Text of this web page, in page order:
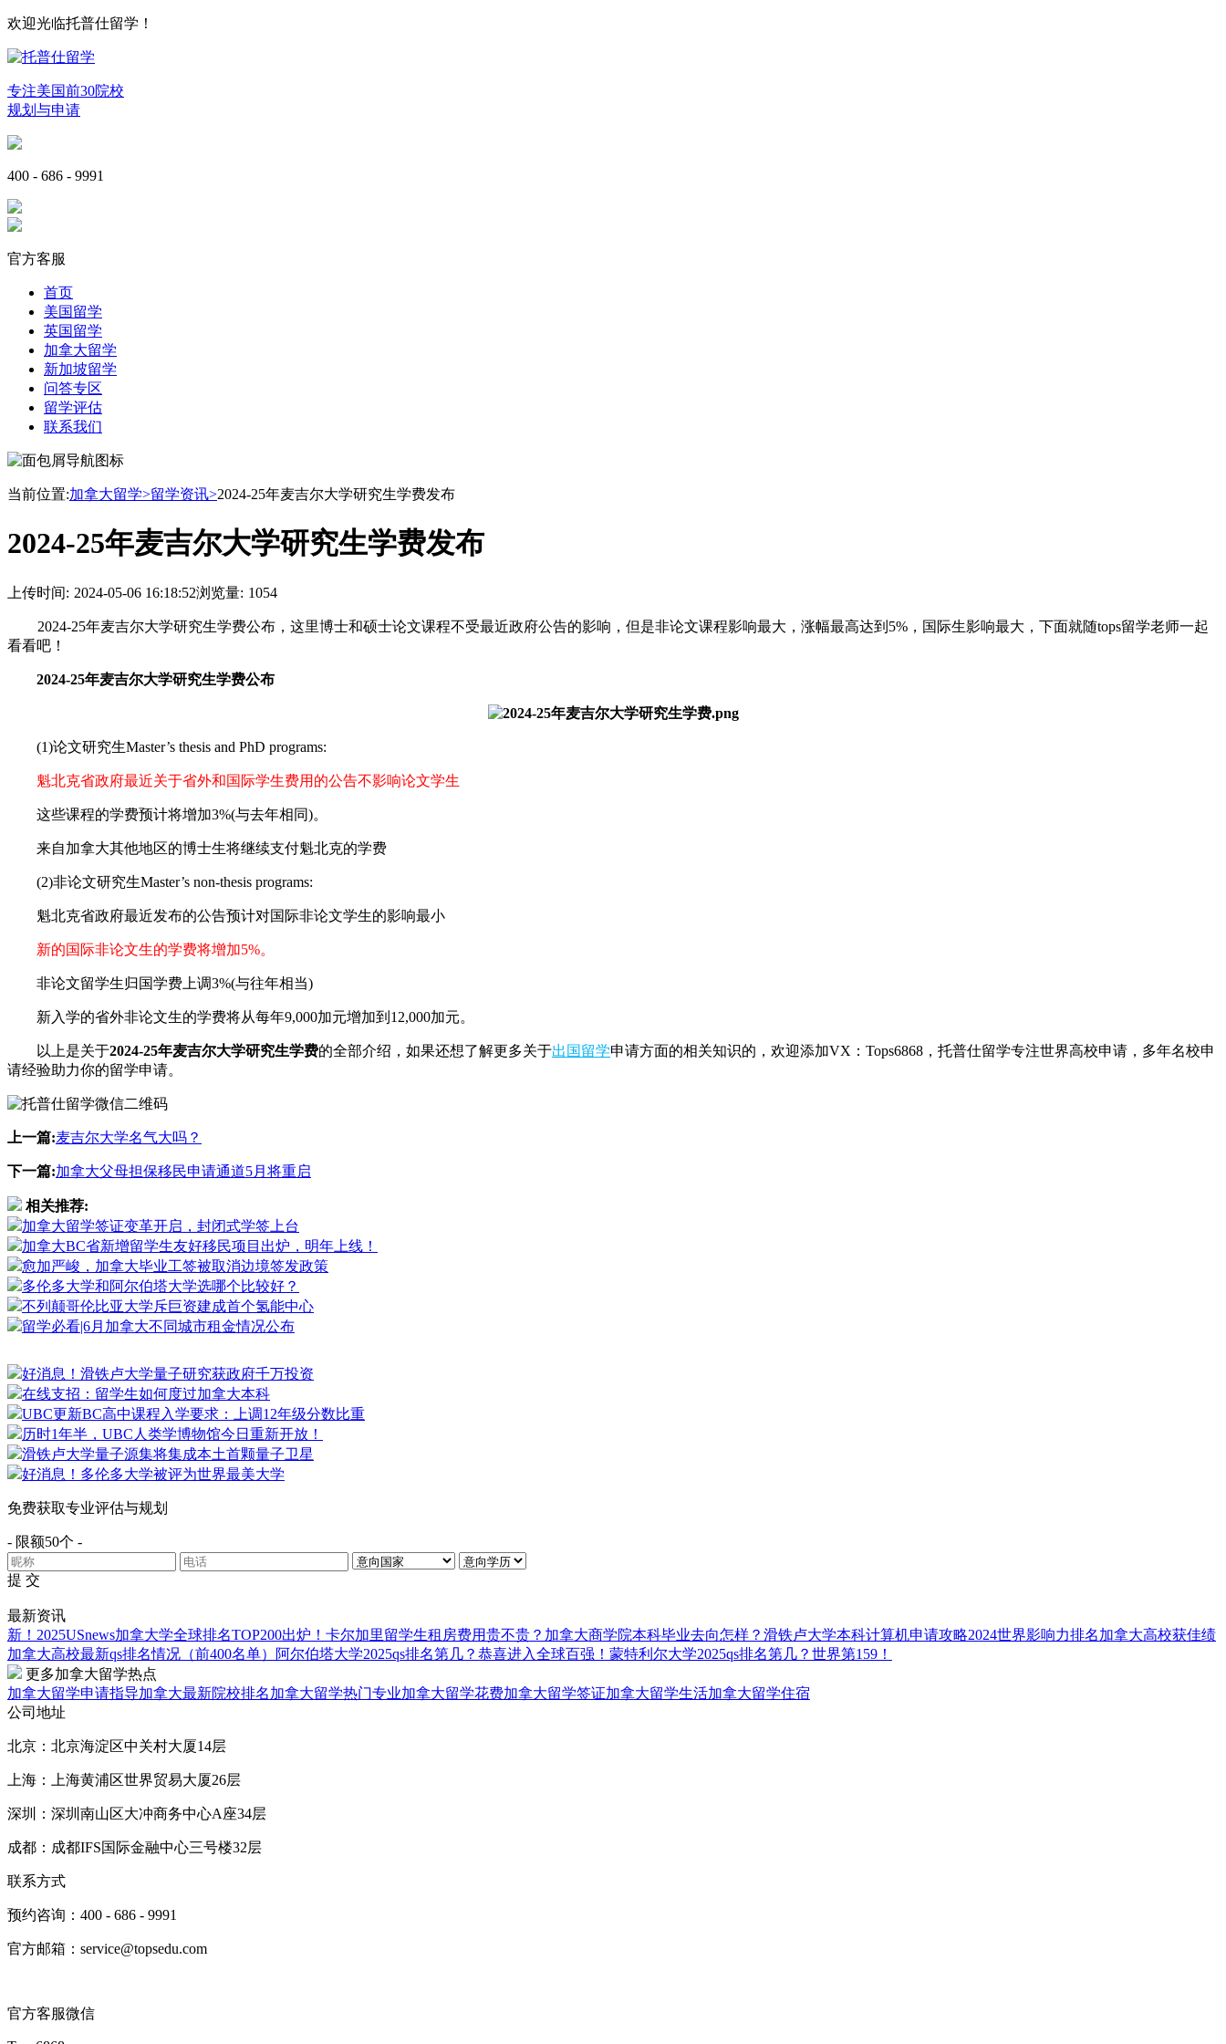
欢迎光临托普仕留学！
专注美国前30院校
规划与申请
400 - 686 - 9991
官方客服
首页
美国留学
英国留学
加拿大留学
新加坡留学
问答专区
留学评估
联系我们
当前位置:加拿大留学>留学资讯>2024-25年麦吉尔大学研究生学费发布
2024-25年麦吉尔大学研究生学费发布
上传时间: 2024-05-06 16:18:52浏览量: 1054
2024-25年麦吉尔大学研究生学费公布，这里博士和硕士论文课程不受最近政府公告的影响，但是非论文课程影响最大，涨幅最高达到5%，国际生影响最大，下面就随tops留学老师一起
看看吧！
2024-25年麦吉尔大学研究生学费公布
(1)论文研究生Master’s thesis and PhD programs:
魁北克省政府最近关于省外和国际学生费用的公告不影响论文学生
这些课程的学费预计将增加3%(与去年相同)。
来自加拿大其他地区的博士生将继续支付魁北克的学费
(2)非论文研究生Master’s non-thesis programs:
魁北克省政府最近发布的公告预计对国际非论文学生的影响最小
新的国际非论文生的学费将增加5%。
非论文留学生归国学费上调3%(与往年相当)
新入学的省外非论文生的学费将从每年9,000加元增加到12,000加元。
以上是关于2024-25年麦吉尔大学研究生学费的全部介绍，如果还想了解更多关于出国留学申请方面的相关知识的，欢迎添加VX：Tops6868，托普仕留学专注世界高校申请，多年名校申
请经验助力你的留学申请。
上一篇:麦吉尔大学名气大吗？
下一篇:加拿大父母担保移民申请通道5月将重启
相关推荐:
加拿大留学签证变革开启，封闭式学签上台
加拿大BC省新增留学生友好移民项目出炉，明年上线！
愈加严峻，加拿大毕业工签被取消边境签发政策
多伦多大学和阿尔伯塔大学选哪个比较好？
不列颠哥伦比亚大学斥巨资建成首个氢能中心
留学必看|6月加拿大不同城市租金情况公布
好消息！滑铁卢大学量子研究获政府千万投资
在线支招：留学生如何度过加拿大本科
UBC更新BC高中课程入学要求：上调12年级分数比重
历时1年半，UBC人类学博物馆今日重新开放！
滑铁卢大学量子源集将集成本土首颗量子卫星
好消息！多伦多大学被评为世界最美大学
免费获取专业评估与规划
- 限额50个 -
提 交
最新资讯
新！2025USnews加拿大学全球排名TOP200出炉！ 卡尔加里留学生租房费用贵不贵？ 加拿大商学院本科毕业去向怎样？ 滑铁卢大学本科计算机申请攻略2024世界影响力排名加拿大高校获佳绩
加拿大高校最新qs排名情况（前400名单）
阿尔伯塔大学2025qs排名第几？恭喜进入全球百强！ 蒙特利尔大学2025qs排名第几？世界第159！
更多加拿大留学热点
加拿大留学申请指导加拿大最新院校排名加拿大留学热门专业加拿大留学花费加拿大留学签证加拿大留学生活加拿大留学住宿
公司地址
北京：北京海淀区中关村大厦14层
上海：上海黄浦区世界贸易大厦26层
深圳：深圳南山区大冲商务中心A座34层
成都：成都IFS国际金融中心三号楼32层
联系方式
预约咨询：400 - 686 - 9991
官方邮箱：service@topsedu.com
官方客服微信